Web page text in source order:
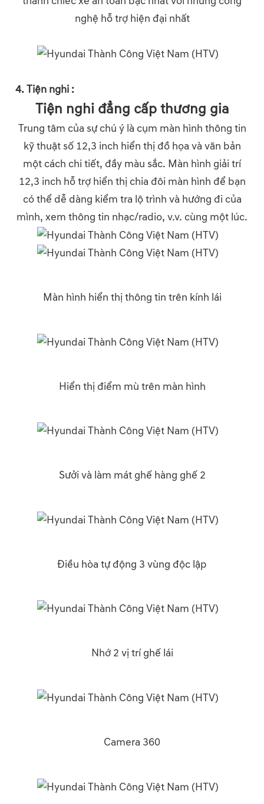
nghệ hỗ trợ hiện đại nhất
4. Tiện nghi :
Tiện nghi đẳng cấp thương gia
Trung tâm của sự chú ý là cụm màn hình thông tin
kỹ thuật số 12,3 inch hiển thị đồ họa và văn bản
một cách chi tiết, đầy màu sắc. Màn hình giải trí
12,3 inch hỗ trợ hiển thị chia đôi màn hình để bạn
có thể dễ dàng kiểm tra lộ trình và hướng đi của
mình, xem thông tin nhạc/radio, v.v. cùng một lúc.
Màn hình hiển thị thông tin trên kính lái
Hiển thị điểm mù trên màn hình
Sưởi và làm mát ghế hàng ghế 2
Điều hòa tự động 3 vùng độc lập
Nhớ 2 vị trí ghế lái
Camera 360